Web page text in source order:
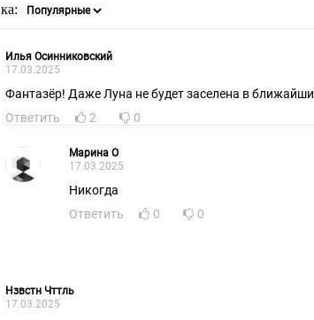
Илья Осинниковский
17.03.2025
Фантазёр! Даже Луна не будет заселена в
Ответить
2 0
Марина О
17.03.2025
Никогда
Ответить
0 0
Нзвстн Чттль
17.03.2025